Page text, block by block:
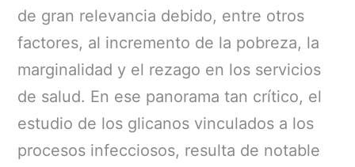
de gran relevancia debido, entre otros
factores, al incremento de la pobreza, la
marginalidad y el rezago en los servicios
de salud. En ese panorama tan crítico, el
estudio de los glicanos vinculados a los
procesos infecciosos, resulta de notable